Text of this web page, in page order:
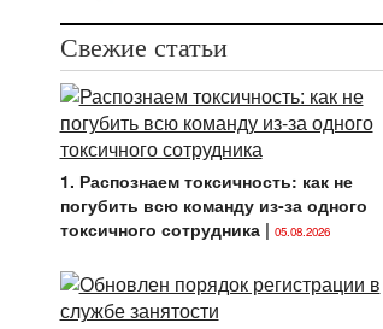
Свежие статьи
1. Распознаем токсичность: как не
погубить всю команду из-за одного
токсичного сотрудника| 05.08.2026